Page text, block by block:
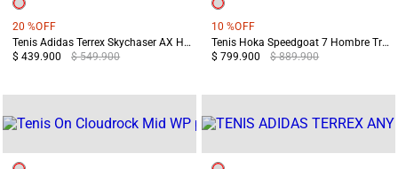
20 %OFF
Tenis Adidas Terrex Skychaser AX Hombre Gris/Negro
$ 439.900
$ 549.900
10 %OFF
Tenis Hoka Speedgoat 7 Hombre Trail Running Verde/Azul
$ 799.900
$ 889.900